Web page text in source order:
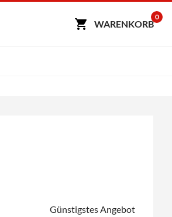
WARENKORB
0
Günstigstes Angebot